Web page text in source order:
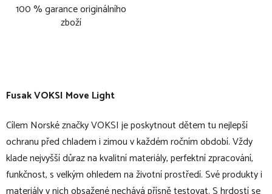
100 % garance originálního
zboží
Fusak VOKSI Move Light
Cílem Norské značky VOKSI je poskytnout dětem tu nejlepší
ochranu před chladem i zimou v každém ročním období. Vždy
klade nejvyšší důraz na kvalitní materiály, perfektní zpracování,
funkčnost, s velkým ohledem na životní prostředí. Své produkty i